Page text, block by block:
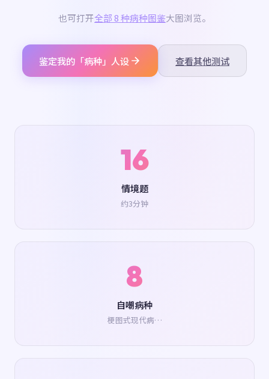
也可打开全部 8 种病种图鉴大图浏览。
鉴定我的「病种」人设 查看其他测试
16
情境题
约3分钟
8
自嘲病种
梗图式现代病…